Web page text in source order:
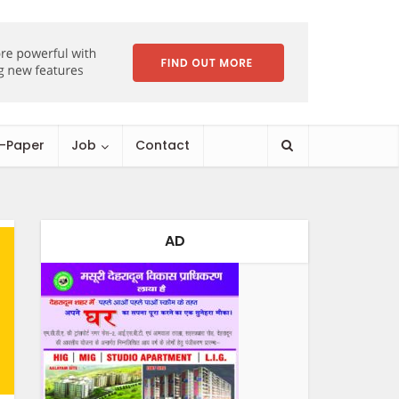
Paper Job Contact
AD